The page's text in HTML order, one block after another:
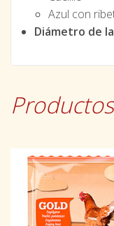
Azul con
Diámetro de